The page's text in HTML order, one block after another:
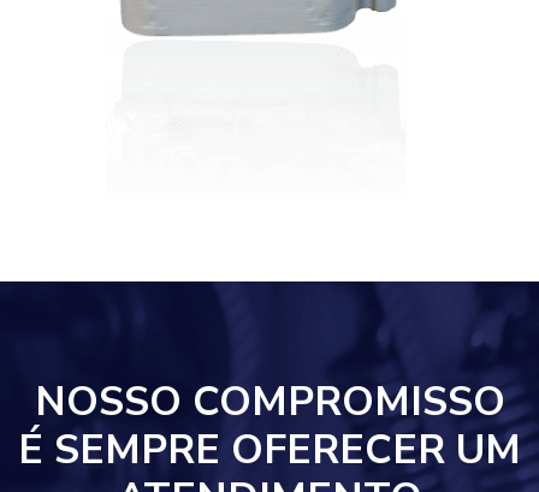
NOSSO COMPROMISSO
É SEMPRE OFERECER UM